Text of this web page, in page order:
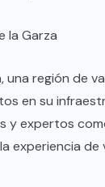
la Garza
una región de
en su
y expertos
experiencia de